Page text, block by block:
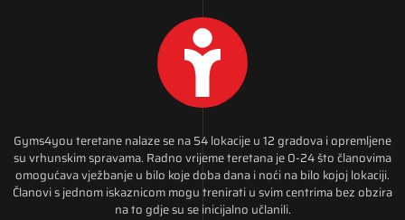
Gyms4you teretane nalaze se na 54 lokacije u 12 gradova i opremljene
su vrhunskim spravama. Radno vrijeme teretana je 0-24 što članovima
omogućava vježbanje u bilo koje doba dana i noći na bilo kojoj lokaciji.
Članovi s jednom iskaznicom mogu trenirati u svim centrima bez obzira
na to gdje su se inicijalno učlanili.